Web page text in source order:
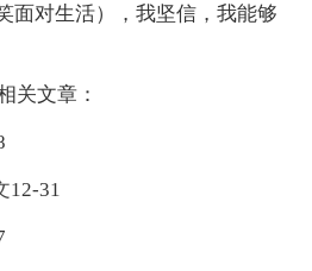
面对生活），我坚信，我能够
关文章：
12-31